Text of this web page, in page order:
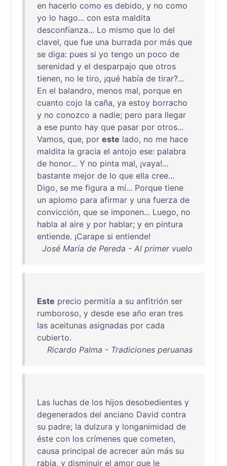
en hacerlo como es debido, y no como
yo lo hago... con esta maldita
desconfianza... Lo mismo que lo del
clavel, que fue una burrada por más que
se diga: pues si yo tengo un poco de
serenidad y el desparpajo que otros
tienen, no le tiro, ¡qué había de tirar?...
En el balandro, menos mal, porque en
cuanto cojo la caña, ya estoy borracho
y no conozco a nadie; pero para llegar
a ese punto hay que pasar por otros...
Vamos, que, por este lado, no me hace
maldita la gracia el antojo ese: palabra
de honor... Y no pinta mal, ¡vaya!...
bastante mejor de lo que ella cree...
Digo, se me figura a mí... Porque tiene
un aplomo para afirmar y una fuerza de
convicción, que se imponen... Luego, no
habla al aire y por hablar; y en pintura
entiende. ¡Carape si entiende!
José María de Pereda - Al primer vuelo
Este precio permitía a su anfitrión ser
rumboroso, y desde ese año eran tres
las aceitunas asignadas por cada
cubierto.
Ricardo Palma - Tradiciones peruanas
Las luchas de los hijos desobedientes y
degenerados del anciano David contra
su padre; la dulzura y longanimidad de
éste con los crímenes que cometen,
causa principal de acrecer aún más su
rabia, y disminuir el amor que le